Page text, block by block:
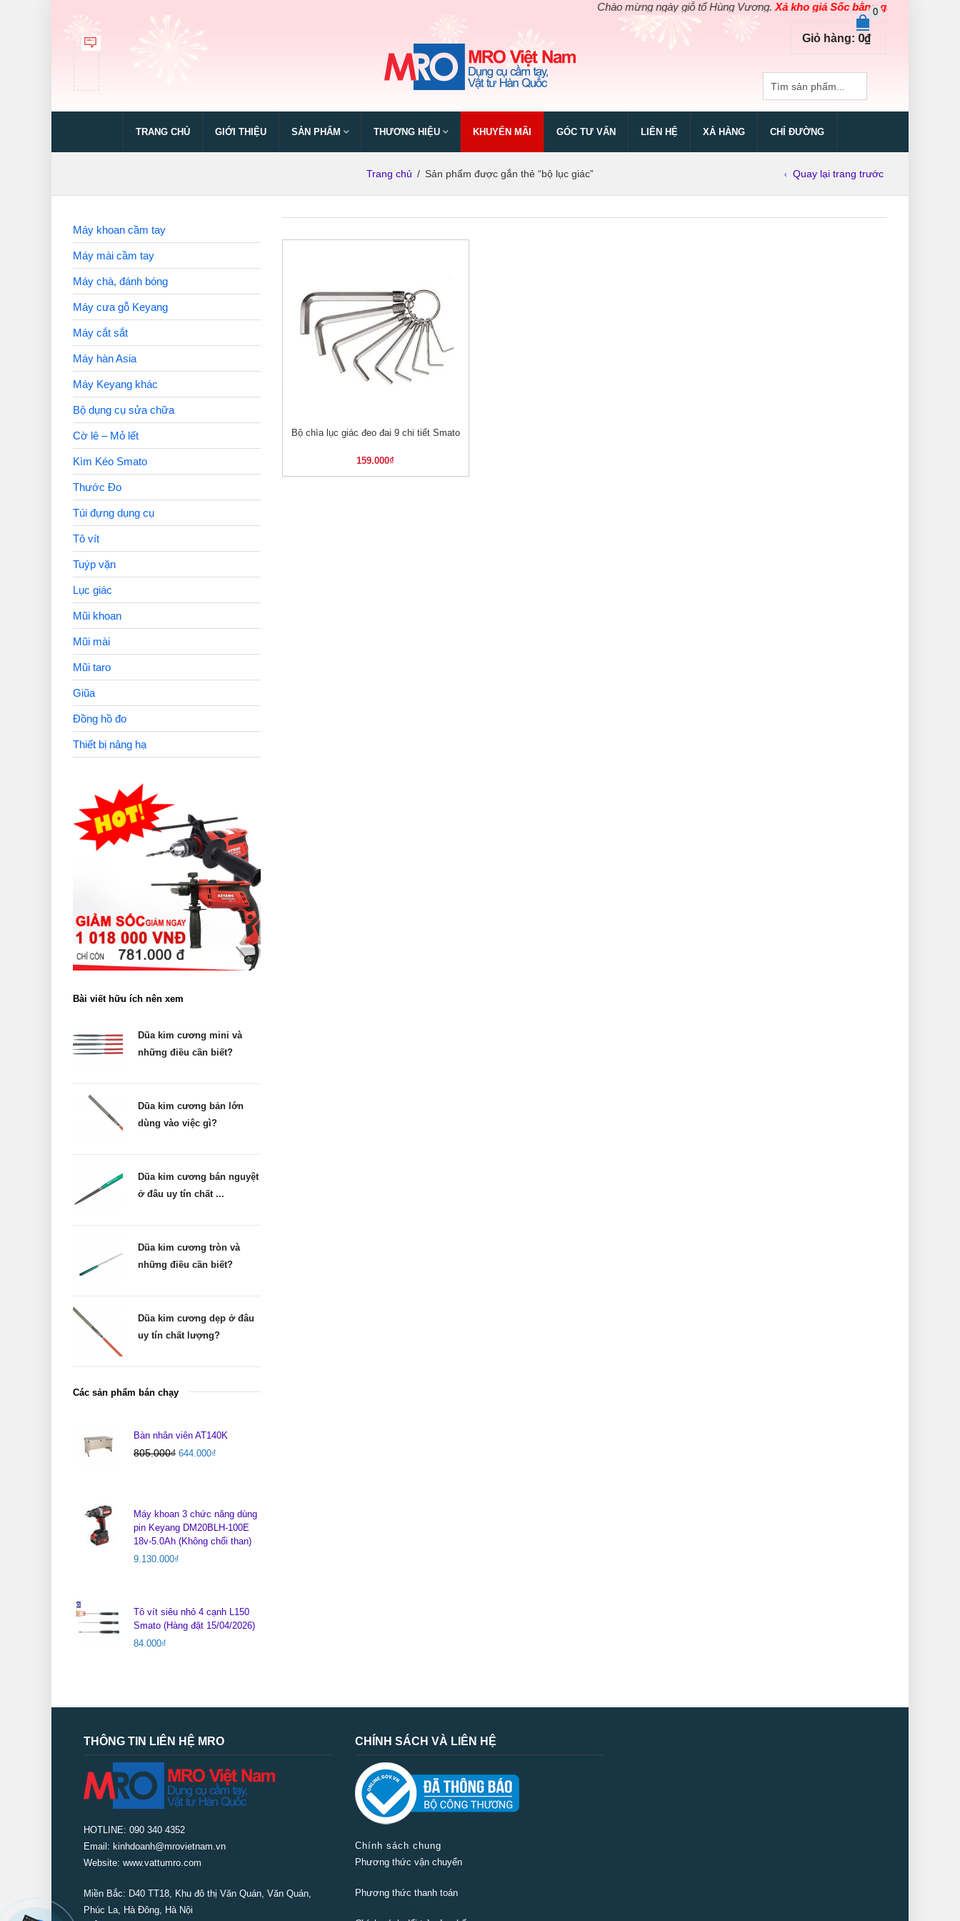
Chào mừng ngày giỗ tổ Hùng Vương.Xả kho giá Sốc bằng giá Gốc
0
Giỏ hàng: 0₫
TRANG CHỦ GIỚI THIỆU SẢN PHẨM THƯƠNG HIỆU KHUYẾN MÃI GÓC TƯ VẤN LIÊN HỆ XẢ HÀNG CHỈ ĐƯỜNG
Trang chủ / Sản phẩm được gắn thẻ “bộ lục giác” Quay lại trang trước
XEM NHANH
Bộ chìa lục giác đeo đai 9 chi tiết Smato
159.000₫
Máy khoan cầm tay
Máy mài cầm tay
Máy chà, đánh bóng
Máy cưa gỗ Keyang
Máy cắt sắt
Máy hàn Asia
Máy Keyang khác
Bộ dụng cụ sửa chữa
Cờ lê – Mỏ lết
Kìm Kéo Smato
Thước Đo
Túi đựng dụng cụ
Tô vít
Tuýp vặn
Lục giác
Mũi khoan
Mũi mài
Mũi taro
Giũa
Đồng hồ đo
Thiết bị nâng hạ
Bài viết hữu ích nên xem
Dũa kim cương mini và
những điều cần biết?
Dũa kim cương bản lớn
dùng vào việc gì?
Dũa kim cương bán nguyệt
ở đâu uy tín chất ...
Dũa kim cương tròn và
những điều cần biết?
Dũa kim cương dẹp ở đâu
uy tín chất lượng?
Các sản phẩm bán chạy
Bàn nhân viên AT140K
805.000₫ 644.000₫
Máy khoan 3 chức năng dùng
pin Keyang DM20BLH-100E
18v-5.0Ah (Không chổi than)
9.130.000₫
Tô vít siêu nhỏ 4 cạnh L150
Smato (Hàng đặt 15/04/2026)
84.000₫
THÔNG TIN LIÊN HỆ MRO
HOTLINE: 090 340 4352
Email: kinhdoanh@mrovietnam.vn
Website: www.vattumro.com
Miền Bắc: D40 TT18, Khu đô thị Văn Quán, Văn Quán,
Phúc La, Hà Đông, Hà Nội
CHÍNH SÁCH VÀ LIÊN HỆ
Chính sách chung
Phương thức vận chuyển
Phương thức thanh toán